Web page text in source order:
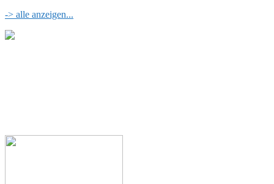
-> alle anzeigen...